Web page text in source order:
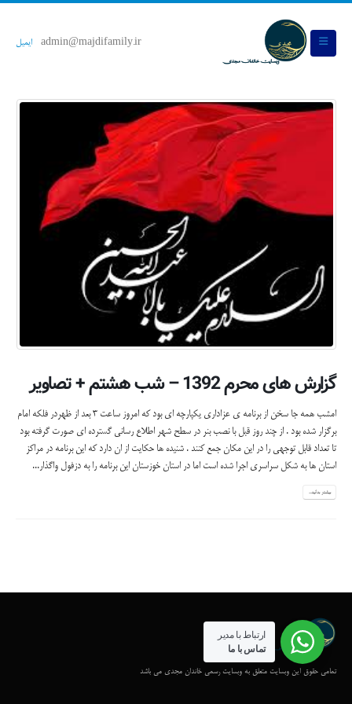
admin@majdifamily.ir ایمیل
گزارش های محرم 1392 – شب هشتم + تصاویر
امشب همه جا سخن از برنامه ی عزاداری یکپارچه ای بود که امروز ساعت 3 بعد از ظهردر فلکه امام
برگزار شده بود . از چند روز قبل با نصب بنر در سطح شهر اطلاع رسانی گسترده ای صورت گرفته بود
تا تعداد قابل توجهی را در این مکان جمع کنند . شنیده ها حکایت از ان دارد که این برنامه در مراکز
استان ها به شکل سراسری اجرا شده است اما در استان خوزستان این برنامه را به دزفول واگذار...
بیشتر بدانید...
تمامی حقوق این وبسایت متعلق به وبسایت رسمی خاندان مجدی می باشد
ارتباط با مدیر
تماس با ما